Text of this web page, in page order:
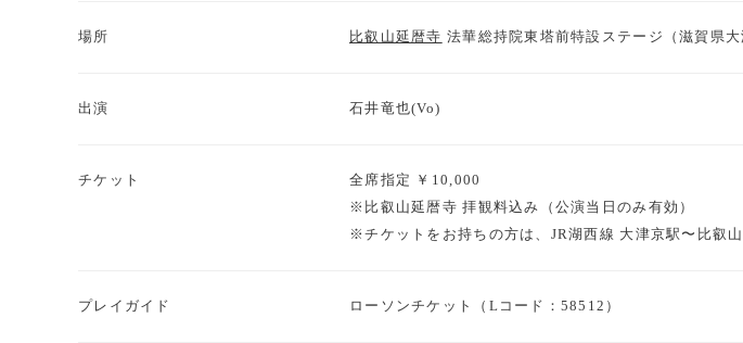
場所 比叡山延暦寺 法華総持院東塔前特設ステージ（滋賀県大
出演 石井竜也(Vo)
チケット
全席指定 ￥10,000
※比叡山延暦寺 拝観料込み（公演当日のみ有効）
※チケットをお持ちの方は、JR湖西線 大津京駅〜比叡
プレイガイド ローソンチケット（Lコード：58512）